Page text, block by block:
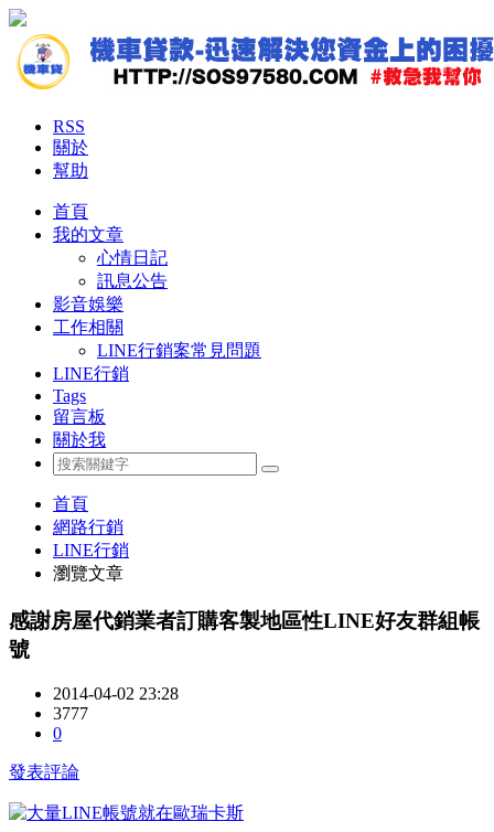
RSS
關於
幫助
首頁
我的文章
心情日記
訊息公告
影音娛樂
工作相關
LINE行銷案常見問題
LINE行銷
Tags
留言板
關於我
首頁
網路行銷
LINE行銷
瀏覽文章
感謝房屋代銷業者訂購客製地區性LINE好友群組帳
號
2014-04-02 23:28
3777
0
發表評論